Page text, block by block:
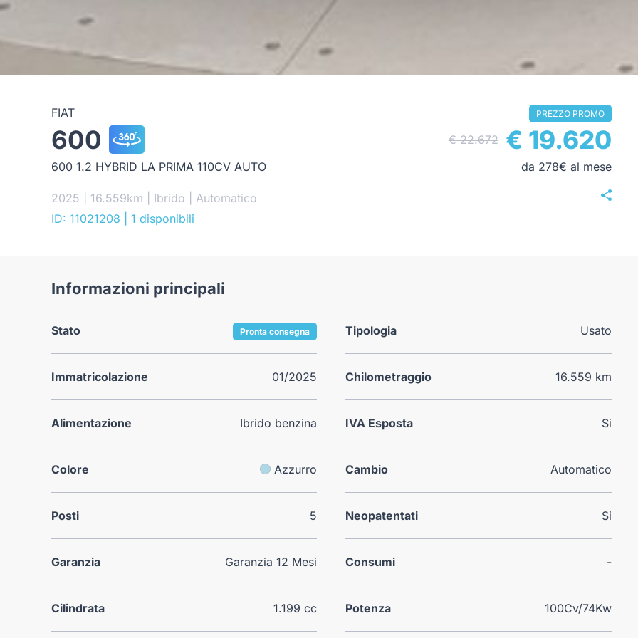
FIAT
600
600 1.2 HYBRID LA PRIMA 110CV AUTO
2025 | 16.559km | Ibrido | Automatico
ID: 11021208
| 1 disponibili
PREZZO PROMO
€ 22.672 € 19.620
da 278€ al mese
Informazioni principali
Stato Pronta consegna Tipologia Usato
Immatricolazione 01/2025 Chilometraggio 16.559 km
Alimentazione Ibrido benzina IVA Esposta Si
Colore Azzurro Cambio Automatico
Posti 5 Neopatentati Si
Garanzia Garanzia 12 Mesi Consumi -
Cilindrata 1.199 cc Potenza 100Cv/74Kw